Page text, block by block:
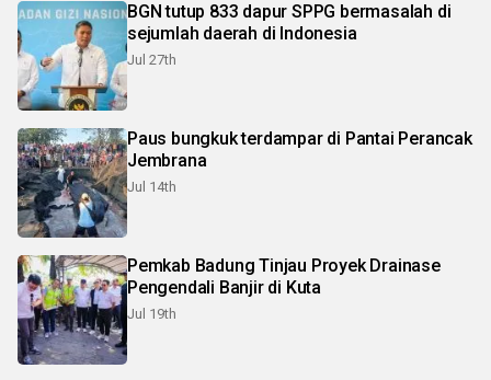
BGN tutup 833 dapur SPPG bermasalah di
sejumlah daerah di Indonesia
Jul 27th
Paus bungkuk terdampar di Pantai Perancak
Jembrana
Jul 14th
Pemkab Badung Tinjau Proyek Drainase
Pengendali Banjir di Kuta
Jul 19th